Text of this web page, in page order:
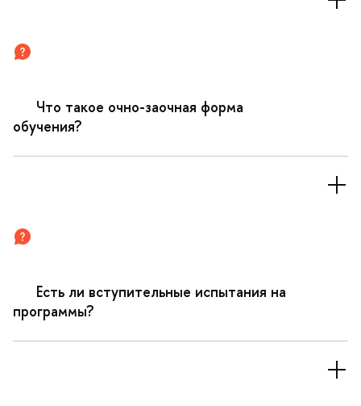
Что такое очно-заочная форма
обучения?
Есть ли вступительные испытания на
программы?